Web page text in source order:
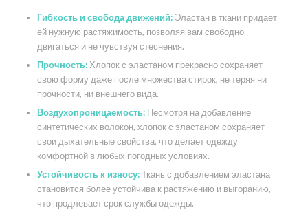
Гибкость и свобода движений:Эластан в ткани придает
ей нужную растяжимость, позволяя вам свободно
двигаться и не чувствуя стеснения.
Прочность:Хлопок с эластаном прекрасно сохраняет
свою форму даже после множества стирок, не теряя ни
прочности, ни внешнего вида.
Воздухопроницаемость:Несмотря на добавление
синтетических волокон, хлопок с эластаном сохраняет
свои дыхательные свойства, что делает одежду
комфортной в любых погодных условиях.
Устойчивость к износу:Ткань с добавлением эластана
становится более устойчива к растяжению и выгоранию,
что продлевает срок службы одежды.